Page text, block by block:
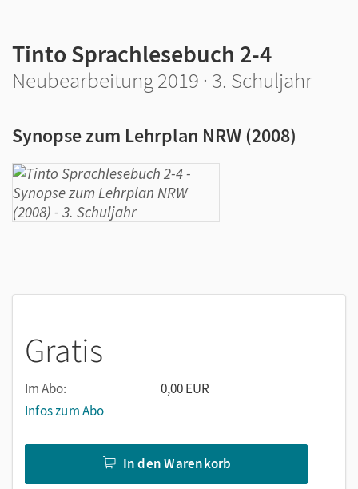
Tinto Sprachlesebuch 2-4
Neubearbeitung 2019 · 3. Schuljahr
Synopse zum Lehrplan NRW (2008)
Gratis
Im Abo:
0,00 EUR
Infos zum Abo
In den Warenkorb